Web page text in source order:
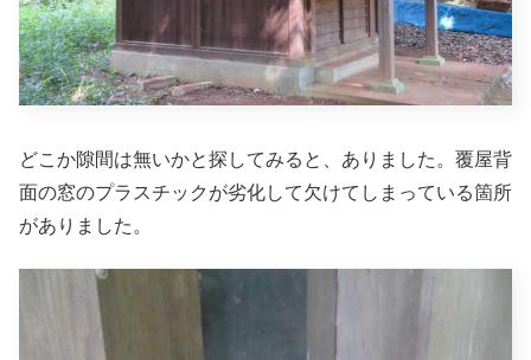
どこか隙間は無いかと探してみると、ありました。覆屋背
面の窓のプラスチックが劣化して欠けてしまっている箇所
がありました。